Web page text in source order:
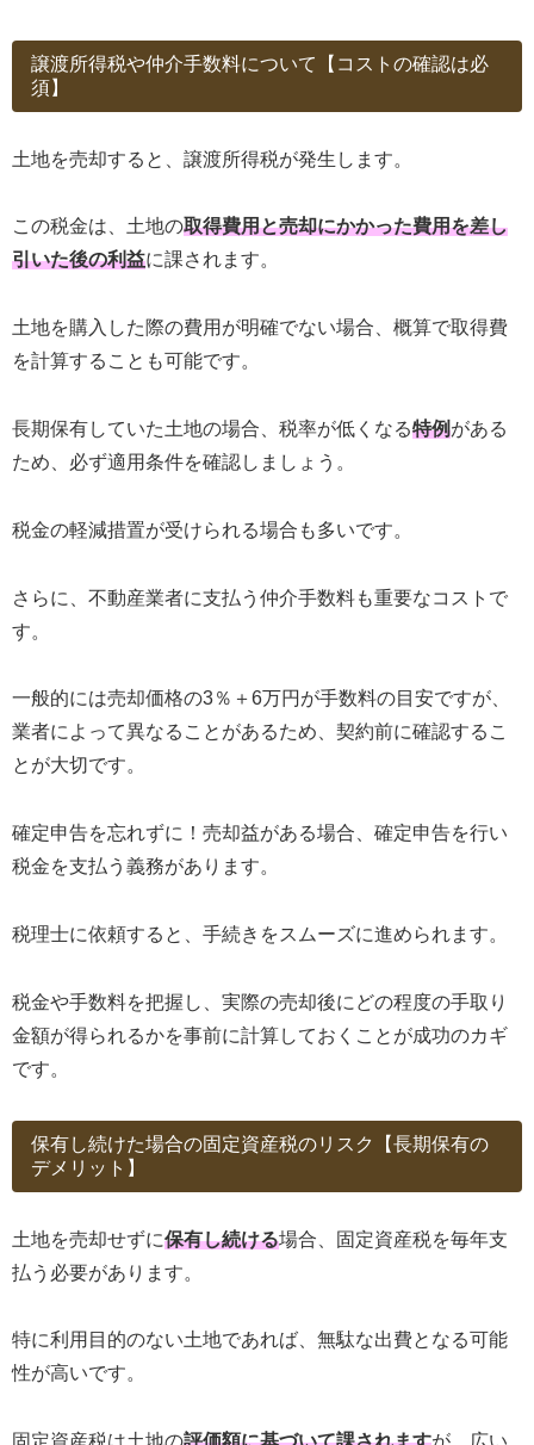
譲渡所得税や仲介手数料について【コストの確認は必
須】
土地を売却すると、譲渡所得税が発生します。
この税金は、土地の取得費用と売却にかかった費用を差し
引いた後の利益に課されます。
土地を購入した際の費用が明確でない場合、概算で取得費
を計算することも可能です。
長期保有していた土地の場合、税率が低くなる特例がある
ため、必ず適用条件を確認しましょう。
税金の軽減措置が受けられる場合も多いです。
さらに、不動産業者に支払う仲介手数料も重要なコストで
す。
一般的には売却価格の3％＋6万円が手数料の目安ですが、
業者によって異なることがあるため、契約前に確認するこ
とが大切です。
確定申告を忘れずに！売却益がある場合、確定申告を行い
税金を支払う義務があります。
税理士に依頼すると、手続きをスムーズに進められます。
税金や手数料を把握し、実際の売却後にどの程度の手取り
金額が得られるかを事前に計算しておくことが成功のカギ
です。
保有し続けた場合の固定資産税のリスク【長期保有の
デメリット】
土地を売却せずに保有し続ける場合、固定資産税を毎年支
払う必要があります。
特に利用目的のない土地であれば、無駄な出費となる可能
性が高いです。